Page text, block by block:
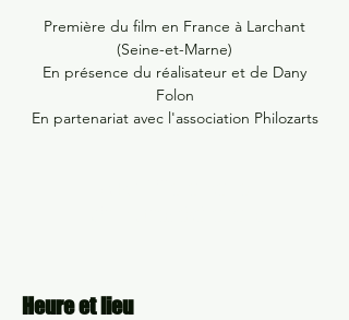
Première du film en France à Larchant
(Seine-et-Marne)
En présence du réalisateur et de Dany
Folon
En partenariat avec l'association Philozarts
Heure et lieu